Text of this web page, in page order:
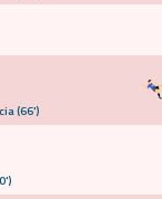
(66')